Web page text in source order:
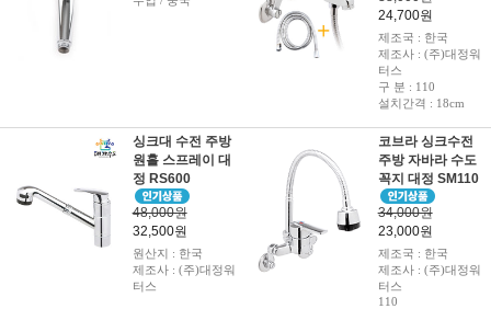
24,700원
제조국 : 한국
제조사 : (주)대정워
터스
구 분 : 110
설치간격 : 18cm
싱크대 수전 주방
원홀 스프레이 대
정 RS600
48,000원
32,500원
원산지 : 한국
제조사 : (주)대정워
터스
코브라 싱크수전
주방 자바라 수도
꼭지 대정 SM110
34,000원
23,000원
제조국 : 한국
제조사 : (주)대정워
터스
110